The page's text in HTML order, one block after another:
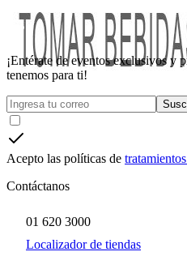
¡Entérate de eventos exclusivos y
tenemos para ti!
Acepto las políticas de
Contáctanos
01 620 3000
Localizador de tiendas